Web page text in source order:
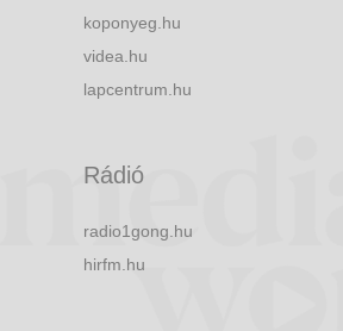
koponyeg.hu
videa.hu
lapcentrum.hu
Rádió
radio1gong.hu
hirfm.hu